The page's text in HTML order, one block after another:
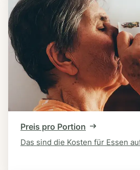
Preis pro Portion
Das sind die Kosten für Essen